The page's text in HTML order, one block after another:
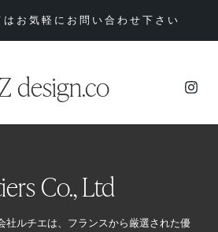
お気軽にお問い合わせ下さい
design.co
Co., Ltd
社ルチエは、フランスから厳選された優